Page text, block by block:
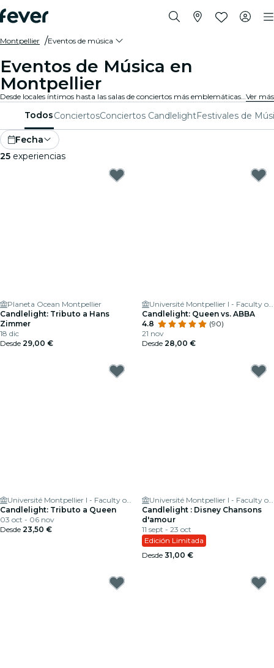
Montpellier Eventos de música
Eventos de Música en
Montpellier
Desde locales íntimos hasta las salas de conciertos más emblemáticas de la ciudad, Montpellier vive al son de la música y ofrece una variada gama de eventos para todos los gustos y estilos.Ver más
TodosConciertosConciertos CandlelightFestivales de
Fecha
25 experiencias
Planeta Ocean Montpellier
Candlelight: Tributo a Hans
Zimmer
18 dic
Desde 29,00 €
Université Montpellier I - Faculty of Medicine
Candlelight: Queen vs. ABBA
4.8
(90)
21 nov
Desde 28,00 €
Université Montpellier I - Faculty of Medicine
Candlelight: Tributo a Queen
03 oct - 06 nov
Desde 23,50 €
Université Montpellier I - Faculty of Medicine
Candlelight : Disney Chansons
d'amour
11 sept - 23 oct
Edición Limitada
Desde 31,00 €